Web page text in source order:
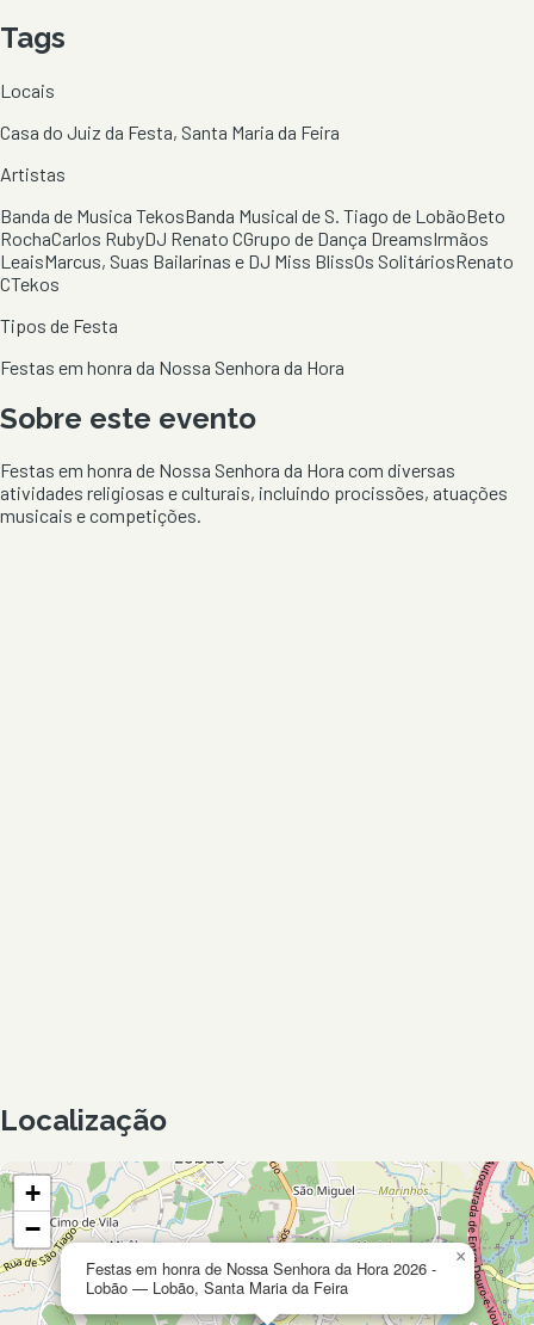
Tags
Locais
Casa do Juiz da Festa, Santa Maria da Feira
Artistas
Banda de Musica TekosBanda Musical de S. Tiago de LobãoBeto
RochaCarlos RubyDJ Renato CGrupo de Dança DreamsIrmãos
LeaisMarcus, Suas Bailarinas e DJ Miss BlissOs SolitáriosRenato
CTekos
Tipos de Festa
Festas em honra da Nossa Senhora da Hora
Sobre este evento
Festas em honra de Nossa Senhora da Hora com diversas
atividades religiosas e culturais, incluindo procissões, atuações
musicais e competições.
Localização
Festas em honra de Nossa Senhora da Hora 2026 -
Lobão — Lobão, Santa Maria da Feira
×
+
−